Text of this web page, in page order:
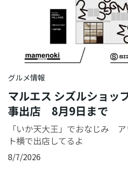
グルメ情報
マルエス シズルショッ
事出店 8月9日まで
「いか天大王」でおなじみ
ト横で出店してるよ
8/7/2026